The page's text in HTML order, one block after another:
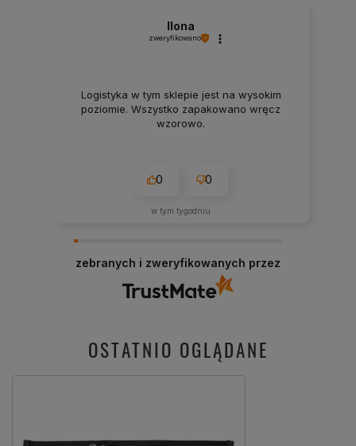
Ilona
zweryfikowano
Logistyka w tym sklepie jest na wysokim
poziomie. Wszystko zapakowano wręcz
wzorowo.
0 0
w tym tygodniu
zebranych i zweryfikowanych przez
OSTATNIO OGLĄDANE